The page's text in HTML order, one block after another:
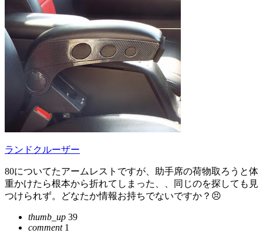
ランドクルーザー
80についてたアームレストですが、助手席の荷物取ろうと体
重かけたら根本から折れてしまった、、同じのを探しても見
つけられず。どなたか情報お持ちでないですか？😣
thumb_up 39
comment1